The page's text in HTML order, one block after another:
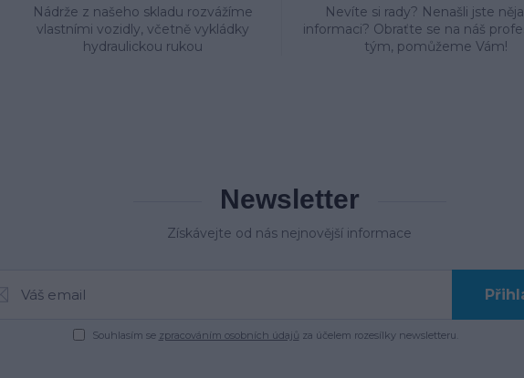
Nádrže z našeho skladu rozvážíme
vlastními vozidly, včetně vykládky
hydraulickou rukou
Nevíte si rady? Nenašli jste
informaci? Obraťte se na náš
tým, pomůžeme Vám!
Newsletter
Získávejte od nás nejnovější informace
Souhlasím se zpracováním osobních údajů za účelem rozesílky newsletteru.